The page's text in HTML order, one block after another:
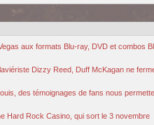
aux formats Blu-ray, DVD et combos
Dizzy Reed, Duff McKagan ne
des témoignages de fans nous
Hard Rock Casino, qui sort le 3 novembre